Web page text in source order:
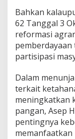
Bahkan
62 Tanggal 3
reformasi
partisipasi
Dalam
terkait
meningkatkan
pangan, Asep
pentingnya
memanfaatkan